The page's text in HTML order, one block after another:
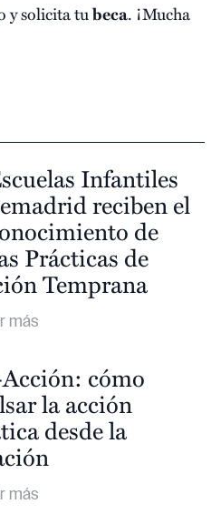
y solicita tubeca. ¡Mucha
Infantiles
reciben el
de
Prácticas de
Temprana
cómo
la acción
desde la